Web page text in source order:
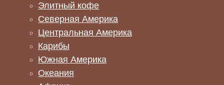
Элитный кофе
Северная Америка
Центральная Америка
Карибы
Южная Америка
Океания